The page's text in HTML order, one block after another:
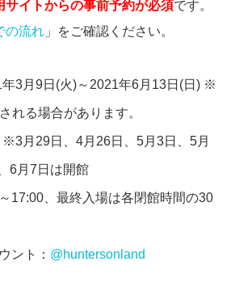
サイトからの事前予約が必須です。
の流れ 」をご確認ください。
年3月9日(火)～2021年6月13日(日) ※
れる場合があります。
月29日、4月26日、5月3日、5月
6月7日は開館
17:00、最終入場は各閉館時間の30
ント： @huntersonland